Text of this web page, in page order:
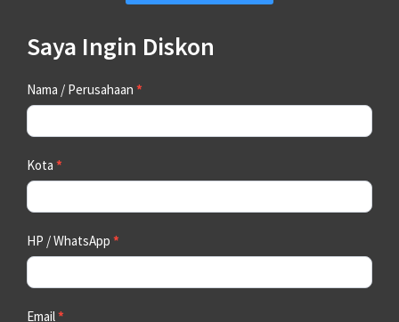
Saya Ingin Diskon
Contact
Us
Nama / Perusahaan *
Kota *
HP / WhatsApp *
Email*